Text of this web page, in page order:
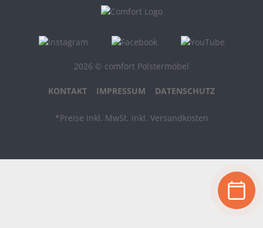
2026 © comfort Polstermöbel
KONTAKT IMPRESSUM DATENSCHUTZ
*Preise inkl. MwSt. inkl. Versandkosten